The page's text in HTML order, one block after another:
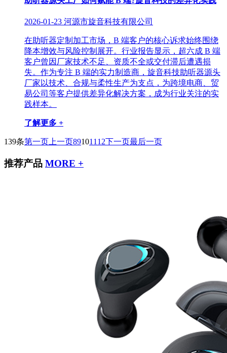
2026-01-23 河源市旋音科技有限公司
在助听器定制加工市场，B 端客户的核心诉求始终围绕
降本增效与风险控制展开。行业报告显示，超六成 B 端
客户曾因厂家技术不足、资质不全或交付滞后遭遇损
失。作为专注 B 端的实力制造商，旋音科技助听器源头
厂家以技术、合规与柔性生产为支点，为跨境电商、贸
易公司等客户提供差异化解决方案，成为行业关注的实
践样本。
了解更多 +
139条第一页 上一页891011 12下一页最后一页
推荐产品 MORE +